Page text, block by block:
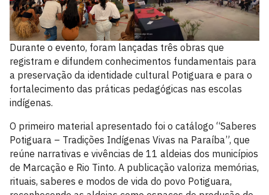
Durante o evento, foram lançadas três obras que
registram e difundem conhecimentos fundamentais para
a preservação da identidade cultural Potiguara e para o
fortalecimento das práticas pedagógicas nas escolas
indígenas.
O primeiro material apresentado foi o catálogo “Saberes
Potiguara – Tradições Indígenas Vivas na Paraíba”, que
reúne narrativas e vivências de 11 aldeias dos municípios
de Marcação e Rio Tinto. A publicação valoriza memórias,
rituais, saberes e modos de vida do povo Potiguara,